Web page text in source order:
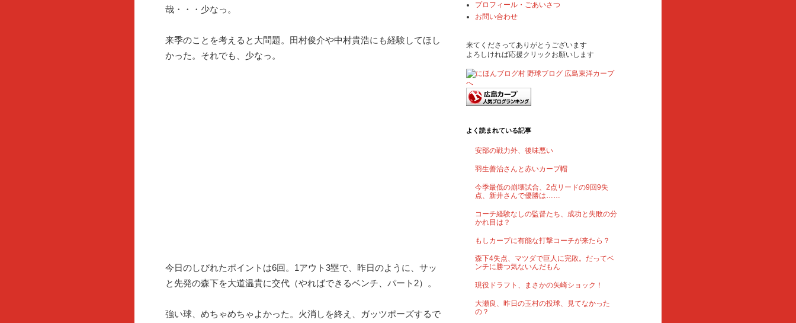
哉・・・少なっ。
来季のことを考えると大問題。田村俊介や中村貴浩にも経験してほし
かった。それでも、少なっ。
今日のしびれたポイントは6回。1アウト3塁で、昨日のように、サッ
と先発の森下を大道温貴に交代（やればできるベンチ、パート2）。
強い球、めちゃめちゃよかった。火消しを終え、ガッツポーズするで
プロフィール・ごあいさつ
お問い合わせ
来てくださってありがとうございます
よろしければ応援クリックお願いします
よく読まれている記事
安部の戦力外、後味悪い
羽生善治さんと赤いカープ帽
今季最低の崩壊試合、2点リードの9回9失
点、新井さんで優勝は……
コーチ経験なしの監督たち、成功と失敗の分
かれ目は？
もしカープに有能な打撃コーチが来たら？
森下4失点、マツダで巨人に完敗。だってベ
ンチに勝つ気ないんだもん
現役ドラフト、まさかの矢崎ショック！
大瀬良、昨日の玉村の投球、見てなかった
の？